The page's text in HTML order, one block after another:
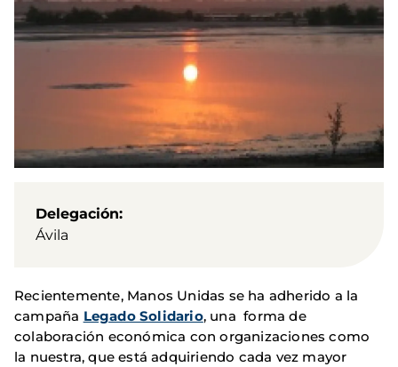
Delegación
Ávila
Recientemente, Manos Unidas se ha adherido a la
campaña Legado Solidario, una forma de
colaboración económica con organizaciones como
la nuestra, que está adquiriendo cada vez mayor